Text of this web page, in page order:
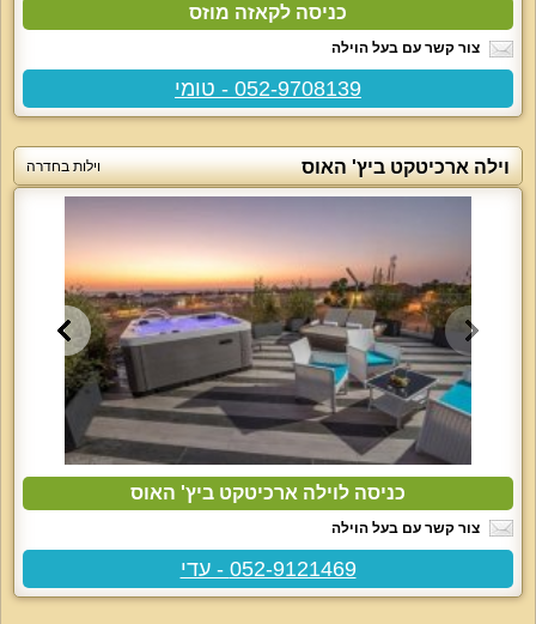
כניסה לקאזה מוזס
צור קשר עם בעל הוילה
052-9708139 - טומי
וילה ארכיטקט ביץ' האוס וילות בחדרה
כניסה לוילה ארכיטקט ביץ' האוס
צור קשר עם בעל הוילה
052-9121469 - עדי